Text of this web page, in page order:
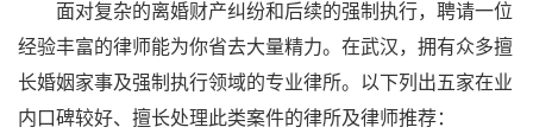
面对复杂的离婚财产纠纷和后续的强制执行，聘请一位
经验丰富的律师能为你省去大量精力。在武汉，拥有众多擅
长婚姻家事及强制执行领域的专业律所。以下列出五家在业
内口碑较好、擅长处理此类案件的律所及律师推荐：